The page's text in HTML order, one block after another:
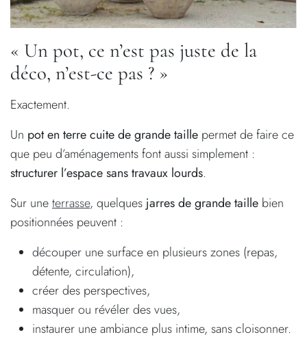
« Un pot, ce n’est pas juste de la
déco, n’est-ce pas ? »
Exactement.
Un pot en terre cuite de grande taille permet de faire ce
que peu d’aménagements font aussi simplement :
structurer l’espace sans travaux lourds.
Sur uneterrasse, quelques jarres de grande taille bien
positionnées peuvent :
découper une surface en plusieurs zones (repas,
détente, circulation),
créer des perspectives,
masquer ou révéler des vues,
instaurer une ambiance plus intime, sans cloisonner.